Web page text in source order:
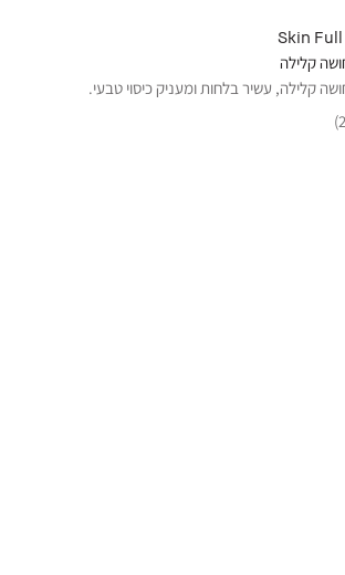
Skin
קלילה
קלילה, עשיר בלחות ומעניק כיסוי טבעי.